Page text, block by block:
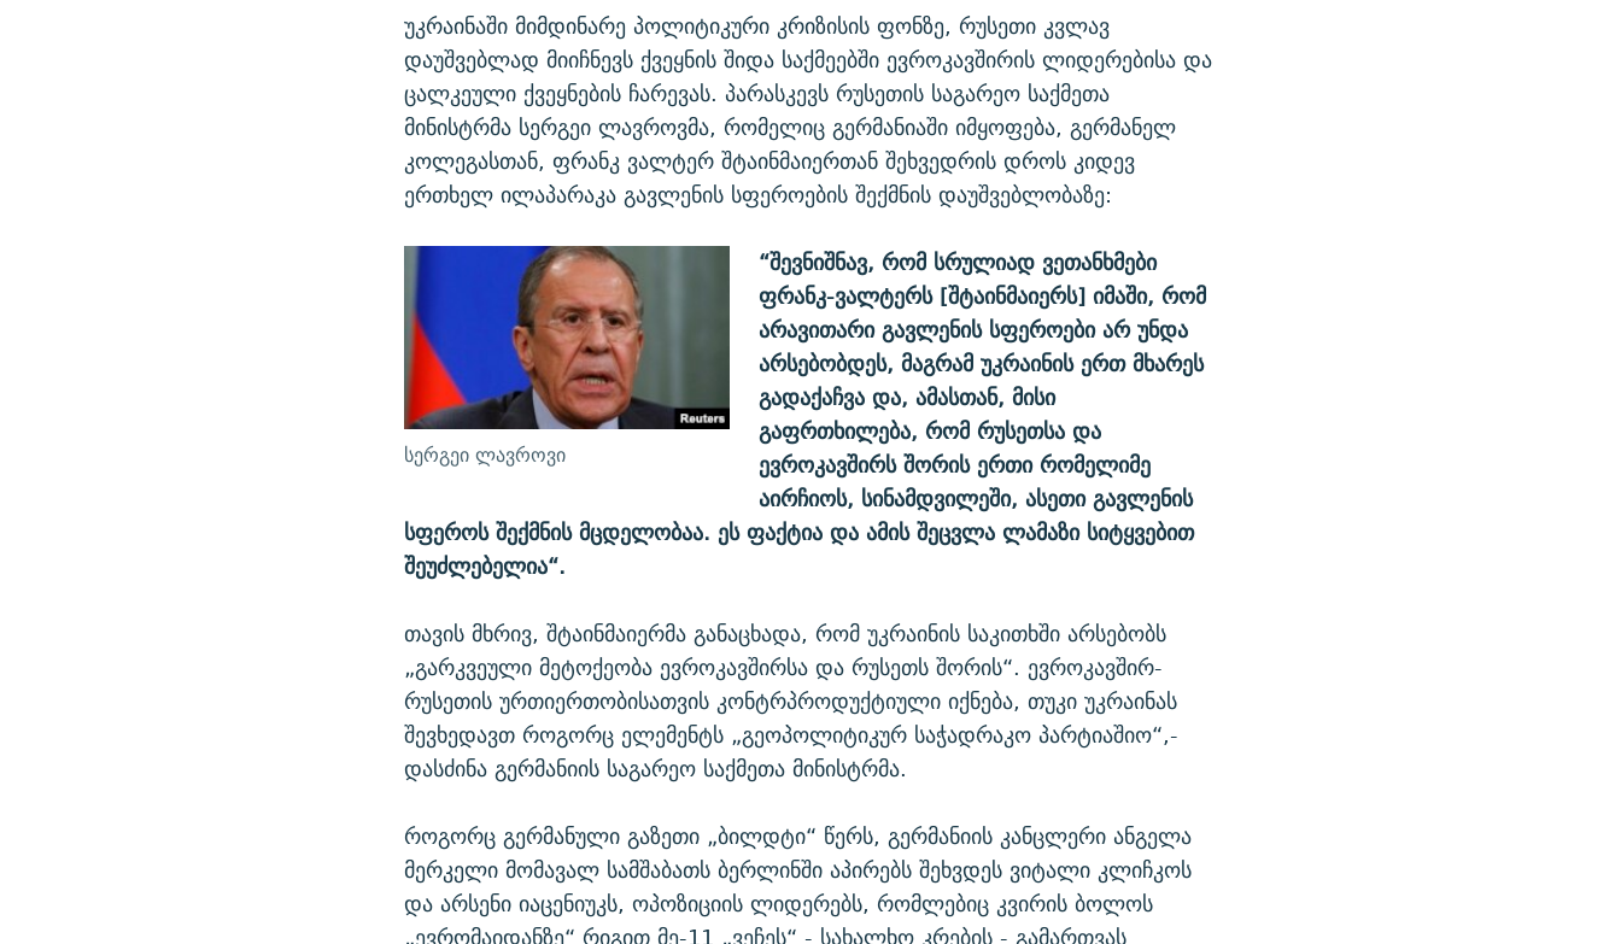
უკრაინაში მიმდინარე პოლიტიკური კრიზისის ფონზე, რუსეთი კვლავ
დაუშვებლად მიიჩნევს ქვეყნის შიდა საქმეებში ევროკავშირის ლიდერებისა და
ცალკეული ქვეყნების ჩარევას. პარასკევს რუსეთის საგარეო საქმეთა
მინისტრმა სერგეი ლავროვმა, რომელიც გერმანიაში იმყოფება, გერმანელ
კოლეგასთან, ფრანკ ვალტერ შტაინმაიერთან შეხვედრის დროს კიდევ
ერთხელ ილაპარაკა გავლენის სფეროების შექმნის დაუშვებლობაზე:
სერგეი ლავროვი
“შევნიშნავ, რომ სრულიად ვეთანხმები
ფრანკ-ვალტერს [შტაინმაიერს] იმაში, რომ
არავითარი გავლენის სფეროები არ უნდა
არსებობდეს, მაგრამ უკრაინის ერთ მხარეს
გადაქაჩვა და, ამასთან, მისი
გაფრთხილება, რომ რუსეთსა და
ევროკავშირს შორის ერთი რომელიმე
აირჩიოს, სინამდვილეში, ასეთი გავლენის
სფეროს შექმნის მცდელობაა. ეს ფაქტია და ამის შეცვლა ლამაზი სიტყვებით
შეუძლებელია“.
თავის მხრივ, შტაინმაიერმა განაცხადა, რომ უკრაინის საკითხში არსებობს
„გარკვეული მეტოქეობა ევროკავშირსა და რუსეთს შორის“. ევროკავშირ-
რუსეთის ურთიერთობისათვის კონტრპროდუქტიული იქნება, თუკი უკრაინას
შევხედავთ როგორც ელემენტს „გეოპოლიტიკურ საჭადრაკო პარტიაშიო“,-
დასძინა გერმანიის საგარეო საქმეთა მინისტრმა.
როგორც გერმანული გაზეთი „ბილდტი“ წერს, გერმანიის კანცლერი ანგელა
მერკელი მომავალ სამშაბათს ბერლინში აპირებს შეხვდეს ვიტალი კლიჩკოს
და არსენი იაცენიუკს, ოპოზიციის ლიდერებს, რომლებიც კვირის ბოლოს